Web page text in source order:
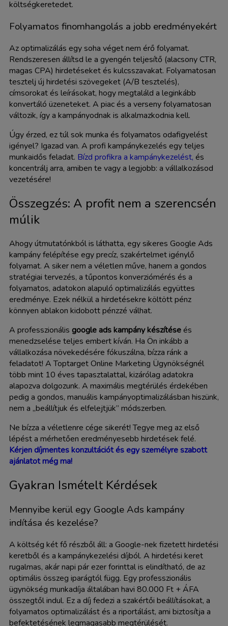
költségkeretedet.
Folyamatos finomhangolás a jobb eredményekért
Az optimalizálás egy soha véget nem érő folyamat.
Rendszeresen állítsd le a gyengén teljesítő (alacsony CTR,
magas CPA) hirdetéseket és kulcsszavakat. Folyamatosan
tesztelj új hirdetési szövegeket (A/B tesztelés),
címsorokat és leírásokat, hogy megtaláld a leginkább
konvertáló üzeneteket. A piac és a verseny folyamatosan
változik, így a kampányodnak is alkalmazkodnia kell.
Úgy érzed, ez túl sok munka és folyamatos odafigyelést
igényel? Igazad van. A profi kampánykezelés egy teljes
munkaidős feladat. Bízd profikra a kampánykezelést, és
koncentrálj arra, amiben te vagy a legjobb: a vállalkozásod
vezetésére!
Összegzés: A profit nem a szerencsén
múlik
Ahogy útmutatónkból is láthatta, egy sikeres Google Ads
kampány felépítése egy precíz, szakértelmet igénylő
folyamat. A siker nem a véletlen műve, hanem a gondos
stratégiai tervezés, a tűpontos konverziómérés és a
folyamatos, adatokon alapuló optimalizálás együttes
eredménye. Ezek nélkül a hirdetésekre költött pénz
könnyen ablakon kidobott pénzzé válhat.
A professzionális google ads kampány készítéseés
menedzselése teljes embert kíván. Ha Ön inkább a
vállalkozása növekedésére fókuszálna, bízza ránk a
feladatot! A Toptarget Online Marketing Ügynökségnél
több mint 10 éves tapasztalattal, kizárólag adatokra
alapozva dolgozunk. A maximális megtérülés érdekében
pedig a gondos, manuális kampányoptimalizálásban hiszünk,
nem a „beállítjuk és elfelejtjük” módszerben.
Ne bízza a véletlenre cége sikerét! Tegye meg az első
lépést a mérhetően eredményesebb hirdetések felé.
Kérjen díjmentes konzultációt és egy személyre szabott
ajánlatot még ma!
Gyakran Ismételt Kérdések
Mennyibe kerül egy Google Ads kampány
indítása és kezelése?
A költség két fő részből áll: a Google-nek fizetett hirdetési
keretből és a kampánykezelési díjból. A hirdetési keret
rugalmas, akár napi pár ezer forinttal is elindítható, de az
optimális összeg iparágtól függ. Egy professzionális
ügynökség munkadíja általában havi 80.000 Ft + ÁFA
összegtől indul. Ez a díj fedezi a szakértői beállításokat, a
folyamatos optimalizálást és a riportálást, ami biztosítja a
befektetésének legmagasabb megtérülését.